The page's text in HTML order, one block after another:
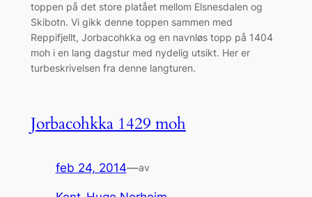
toppen på det store platået mellom Elsnesdalen og
Skibotn. Vi gikk denne toppen sammen med
Reppifjellt, Jorbacohkka og en navnløs topp på 1404
moh i en lang dagstur med nydelig utsikt. Her er
turbeskrivelsen fra denne langturen.
Jorbacohkka 1429 moh
feb 24, 2014—av